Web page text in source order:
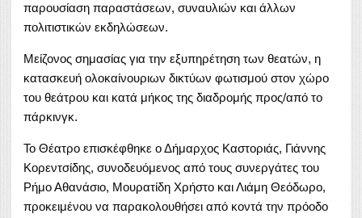
παρουσίαση παραστάσεων, συναυλιών και άλλων
πολιτιστικών εκδηλώσεων.
Μείζονος σημασίας για την εξυπηρέτηση των θεατών, η
κατασκευή ολοκαίνουριων δικτύων φωτισμού στον χώρο
του θεάτρου και κατά μήκος της διαδρομής προς/από το
πάρκινγκ.
Το Θέατρο επισκέφθηκε ο Δήμαρχος Καστοριάς, Γιάννης
Κορεντσίδης, συνοδευόμενος από τους συνεργάτες του
Ρήμο Αθανάσιο, Μουρατίδη Χρήστο και Λιάμη Θεόδωρο,
προκειμένου να παρακολουθήσει από κοντά την πρόοδο